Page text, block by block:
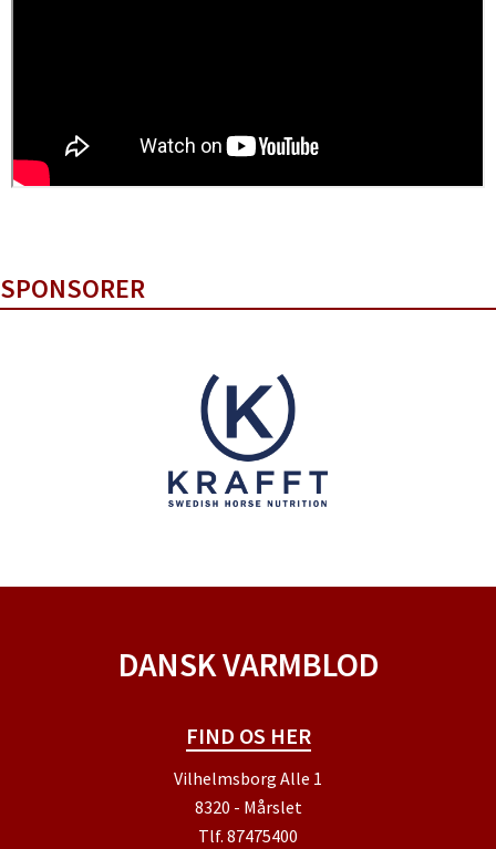
SPONSORER
DANSK VARMBLOD
FIND OS HER
Vilhelmsborg Alle 1
8320 - Mårslet
Tlf. 87475400